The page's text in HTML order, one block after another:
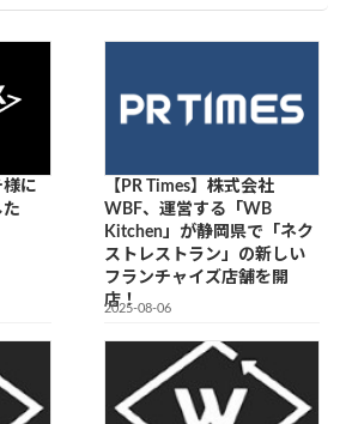
に
た
【PR Times】株式会社
WBF、運営する「WB
Kitchen」が静岡県で「ネク
ストレストラン」の新しい
フランチャイズ店舗を開
店！
2025-08-06